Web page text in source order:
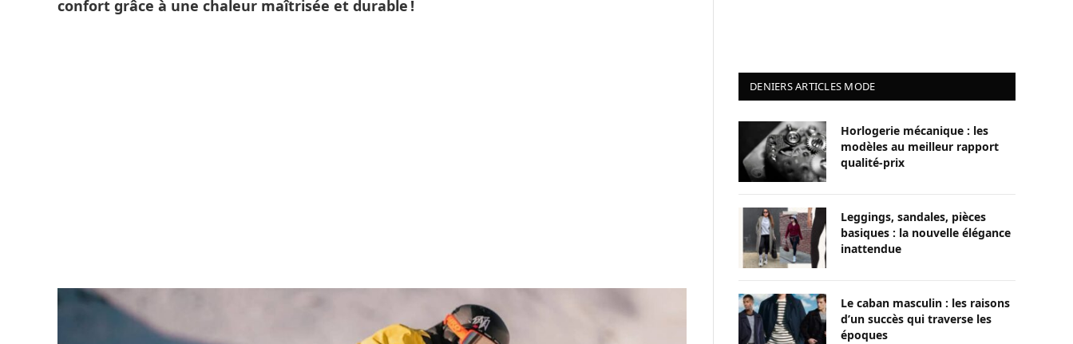
confort grâce à une chaleur maîtrisée et durable !
DENIERS ARTICLES MODE
Horlogerie mécanique : les
modèles au meilleur rapport
qualité-prix
Leggings, sandales, pièces
basiques : la nouvelle élégance
inattendue
Le caban masculin : les raisons
d’un succès qui traverse les
époques